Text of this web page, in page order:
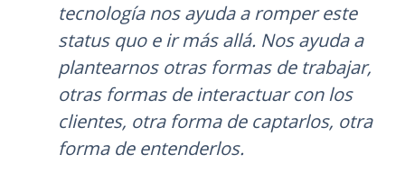
tecnología nos ayuda a romper este
status quo e ir más allá. Nos ayuda a
plantearnos otras formas de trabajar,
otras formas de interactuar con los
clientes, otra forma de captarlos, otra
forma de entenderlos.